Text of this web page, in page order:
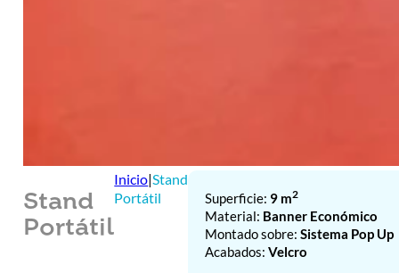
Stand
Portátil
Inicio|Stand
Portátil
Superficie: 9 m2
Material: Banner Económico
Montado sobre: Sistema Pop Up
Acabados: Velcro